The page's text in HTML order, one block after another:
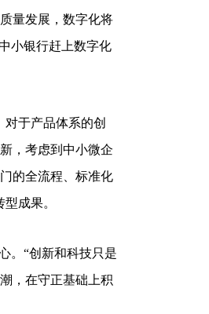
量发展，数字化将
小银行赶上数字化
于产品体系的创
，考虑到中小微企
的全流程、标准化
成果。
。“创新和科技只是
，在守正基础上积